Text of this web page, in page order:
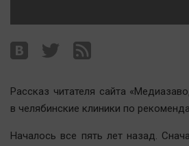
Общество
Экономика
Происшествия
Здоровье
Рассказ читателя сайта
в челябинские клиники по
Началось все пять лет назад.